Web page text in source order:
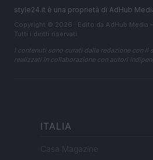
style24.it è una proprietà di AdHub
Copyright © 2026 · Edito da AdHub Media
Tutti i diritti riservati
I contenuti sono curati dalla redazione con
realizzati in collaborazione con autori
ITALIA
Casa Magazine